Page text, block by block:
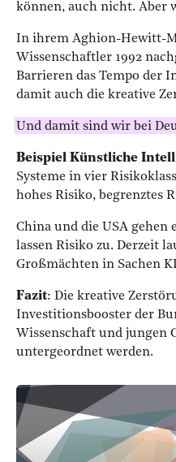
können, auch nicht. Aber
In ihrem Aghion-Hewitt-
Wissenschaftler 1992
Barrieren das Tempo der
damit auch die kreative
Und damit sind wir bei
Beispiel Künstliche
Systeme in vier
hohes Risiko, begrenztes
China und die USA gehen
lassen Risiko zu. Derzeit
Großmächten in Sachen
Fazit: Die kreative
Investitionsbooster der
Wissenschaft und jungen
untergeordnet werden.